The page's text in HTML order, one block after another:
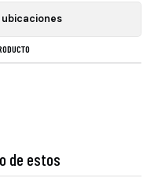
de estos